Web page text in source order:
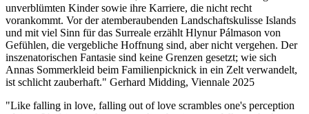
unverblümten Kinder sowie ihre Karriere, die nicht recht
vorankommt. Vor der atemberaubenden Landschaftskulisse Islands
und mit viel Sinn für das Surreale erzählt Hlynur Pálmason von
Gefühlen, die vergebliche Hoffnung sind, aber nicht vergehen. Der
inszenatorischen Fantasie sind keine Grenzen gesetzt; wie sich
Annas Sommerkleid beim Familienpicknick in ein Zelt verwandelt,
ist schlicht zauberhaft." Gerhard Midding, Viennale 2025
"Like falling in love, falling out of love scrambles one's perception